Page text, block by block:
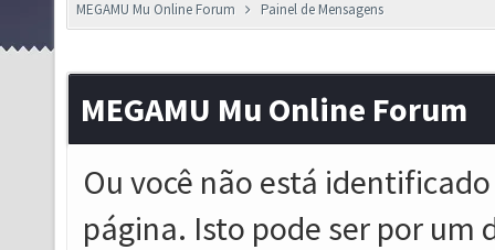
MEGAMU Mu Online Forum Painel de Mensagens
MEGAMU Mu Online Forum
Ou você não está
página. Isto pode ser por um